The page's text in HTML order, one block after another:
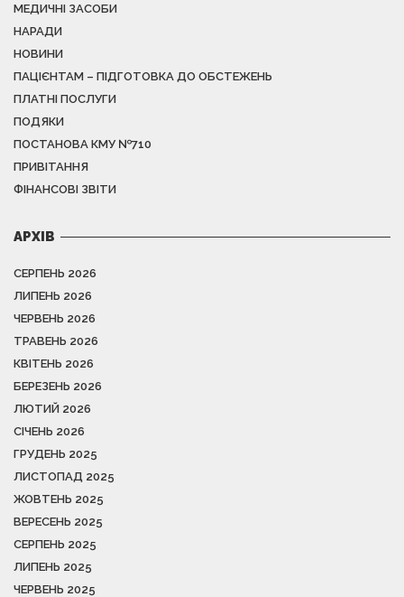
МЕДИЧНІ ЗАСОБИ
НАРАДИ
НОВИНИ
ПАЦІЄНТАМ – ПІДГОТОВКА ДО ОБСТЕЖЕНЬ
ПЛАТНІ ПОСЛУГИ
ПОДЯКИ
ПОСТАНОВА КМУ №710
ПРИВІТАННЯ
ФІНАНСОВІ ЗВІТИ
АРХІВ
СЕРПЕНЬ 2026
ЛИПЕНЬ 2026
ЧЕРВЕНЬ 2026
ТРАВЕНЬ 2026
КВІТЕНЬ 2026
БЕРЕЗЕНЬ 2026
ЛЮТИЙ 2026
СІЧЕНЬ 2026
ГРУДЕНЬ 2025
ЛИСТОПАД 2025
ЖОВТЕНЬ 2025
ВЕРЕСЕНЬ 2025
СЕРПЕНЬ 2025
ЛИПЕНЬ 2025
ЧЕРВЕНЬ 2025